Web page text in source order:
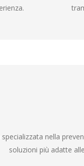
specializzata nella
soluzioni più adatte